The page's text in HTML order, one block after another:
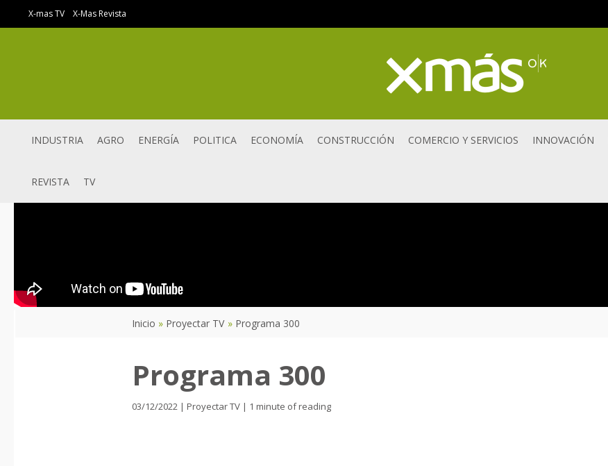
al
X-mas TV X-Mas Revista
INDUSTRIA AGRO ENERGÍA POLITICA ECONOMÍA CONSTRUCCIÓN COMERCIO Y SERVICIOS INNOVACIÓN
REVISTA TV
Inicio Proyectar TV Programa 300
Programa 300
03/12/2022 | Proyectar TV | 1 minute of reading